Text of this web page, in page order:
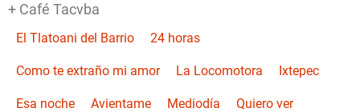
+ Café Tacvba
El Tlatoani del Barrio 24 horas
Como te extraño mi amor La Locomotora Ixtepec
Esa noche Avientame Mediodía Quiero ver